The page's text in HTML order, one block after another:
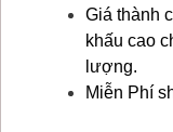
Giá thành
khấu cao
lượng.
Miễn Phí